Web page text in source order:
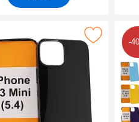
som favoritt
tPU Deksel iPhone 13 Mini
-